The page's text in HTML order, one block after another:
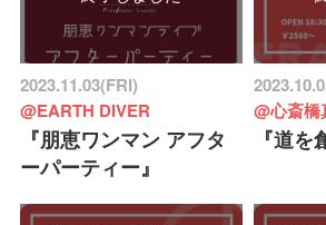
2023.11.03(FRI)
@EARTH DIVER
『朋恵ワンマン アフタ
ーパーティー』
@心斎橋
『道を